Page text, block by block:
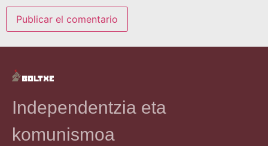
Independentzia eta
komunismoa